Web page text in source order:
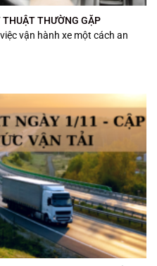
THUẬT THƯỜNG GẶP
vận hành xe một cách an